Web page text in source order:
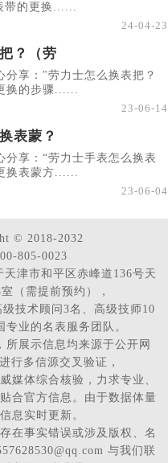
带的更换......
24-04-23
？（劳
分享："劳力士怎么换表把？
换的步骤......
23-06-14
表蒙？
分享：“劳力士手表怎么换表
换表蒙方......
23-06-04
© 2018-2032
805-0023
津市和平区赤峰道136号天
（需提前预约），
技术顾问3名、高级技师10
业的名表服务团队。
展示信息均来源于公开网
行多信源交叉验证，
媒体综合核验，力求专业、
合官方信息。由于数据体量
息实时更新。
在事实错误或涉及版权、名
与我们联